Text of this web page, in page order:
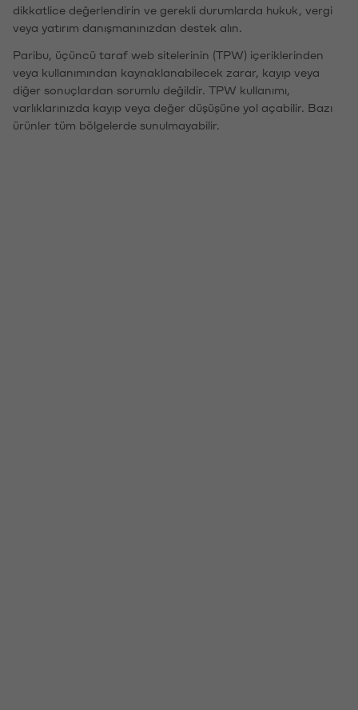
dikkatlice değerlendirin ve gerekli durumlarda hukuk, vergi
veya yatırım danışmanınızdan destek alın.
Paribu, üçüncü taraf web sitelerinin (TPW) içeriklerinden
veya kullanımından kaynaklanabilecek zarar, kayıp veya
diğer sonuçlardan sorumlu değildir. TPW kullanımı,
varlıklarınızda kayıp veya değer düşüşüne yol açabilir. Bazı
ürünler tüm bölgelerde sunulmayabilir.